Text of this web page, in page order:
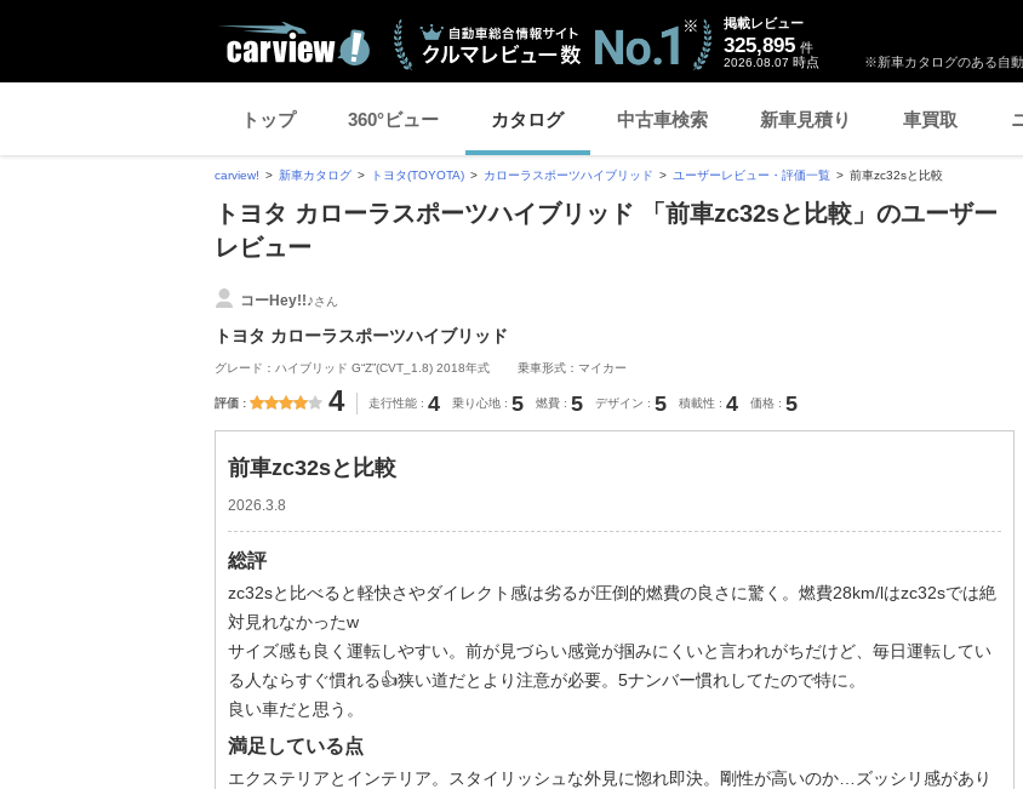
※新車カタログのある自
掲載レビュー
325,895 件
2026.08.07 時点
トップ 360°ビュー カタログ 中古車検索 新車見積り 車買取
carview! 新車カタログ トヨタ(TOYOTA) カローラスポーツハイブリッド ユーザーレビュー・評価一覧 前車zc32sと比較
トヨタ カローラスポーツハイブリッド 「前車zc32sと比較」のユーザー
レビュー
コーHey!!♪さん
トヨタ カローラスポーツハイブリッド
グレード：ハイブリッド G“Z”(CVT_1.8) 2018年式 乗車形式：マイカー
評価 4 走行性能 4 乗り心地 5 燃費 5 デザイン 5 積載性 4 価格 5
前車zc32sと比較
2026.3.8
総評
zc32sと比べると軽快さやダイレクト感は劣るが圧倒的燃費の良さに驚く。燃費28km/lはzc32sでは絶
対見れなかったw
サイズ感も良く運転しやすい。前が見づらい感覚が掴みにくいと言われがちだけど、毎日運転してい
る人ならすぐ慣れる👍狭い道だとより注意が必要。5ナンバー慣れしてたので特に。
良い車だと思う。
満足している点
エクステリアとインテリア。スタイリッシュな外見に惚れ即決。剛性が高いのか…ズッシリ感があり